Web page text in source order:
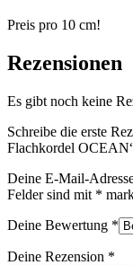
Preis pro 10 cm!
Rezensionen
Es gibt noch keine
Schreibe die erste
Flachkordel
Deine E-Mail-
Felder sind mit *
Deine Bewertung *
Deine Rezension *